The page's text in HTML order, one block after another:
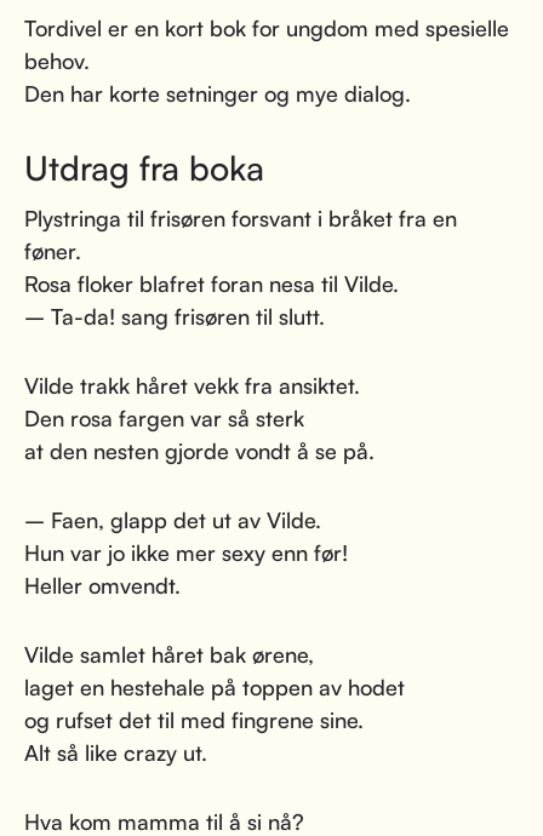
Tordivel er en kort bok for ungdom med spesielle
behov.
Den har korte setninger og mye dialog.
Utdrag fra boka
Plystringa til frisøren forsvant i bråket fra en
føner.
Rosa floker blafret foran nesa til Vilde.
– Ta-da! sang frisøren til slutt.
Vilde trakk håret vekk fra ansiktet.
Den rosa fargen var så sterk
at den nesten gjorde vondt å se på.
– Faen, glapp det ut av Vilde.
Hun var jo ikke mer sexy enn før!
Heller omvendt.
Vilde samlet håret bak ørene,
laget en hestehale på toppen av hodet
og rufset det til med fingrene sine.
Alt så like crazy ut.
Hva kom mamma til å si nå?